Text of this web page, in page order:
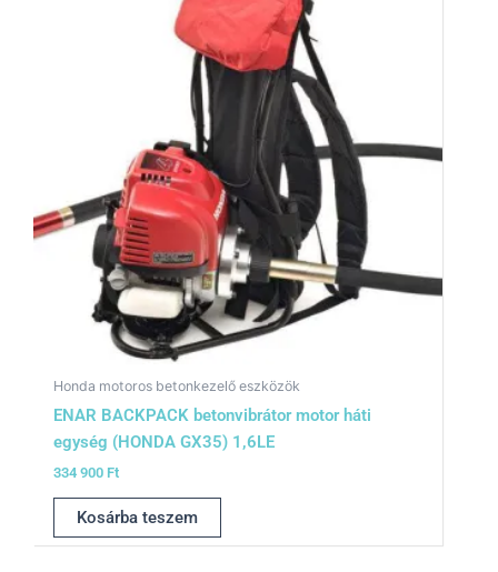
Honda motoros betonkezelő eszközök
ENAR BACKPACK betonvibrátor motor háti
egység (HONDA GX35) 1,6LE
334 900 Ft
Kosárba teszem